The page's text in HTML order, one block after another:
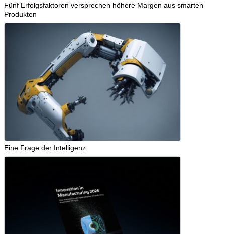
Fünf Erfolgsfaktoren versprechen höhere Margen aus smarten
Produkten
Eine Frage der Intelligenz